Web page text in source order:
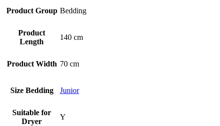
Product Group Bedding
Product
Length
140 cm
Product Width 70 cm
Size Bedding Junior
Suitable for
Dryer
Y